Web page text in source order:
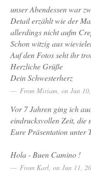
unser Abendessen war
Detail erzählt wie der
allerdings nicht aufm
Schon witzig aus
Auf den Fotos seht ihr
Herzliche Grüße
Dein Schwesterherz
From Miriam, on Jun
Vor 7 Jahren ging ich
eindrucksvollen Zeit, die
Eure Präsentation unter
Hola - Buen Camino !
From Karl , on Jun 11,